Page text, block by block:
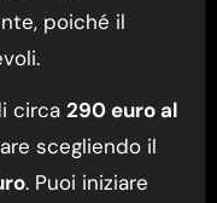
poiché il
circa 290 euro al
scegliendo il
. Puoi iniziare